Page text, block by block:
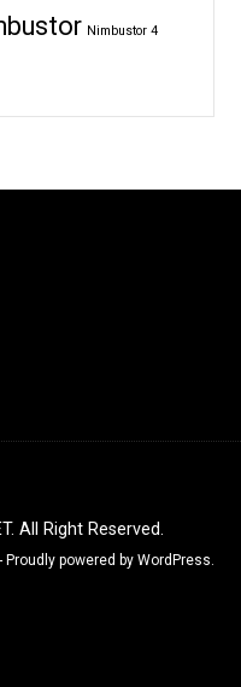
Nimbustor 4
All Right Reserved.
powered by WordPress.